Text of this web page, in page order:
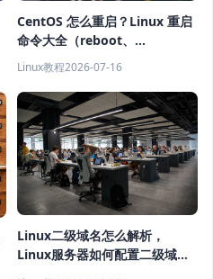
CentOS 怎么重启？Linux 重启
命令大全（reboot、
shutdown、systemctl 教程）
Linux教程2026-07-16
Linux二级域名怎么解析，
Linux服务器如何配置二级域